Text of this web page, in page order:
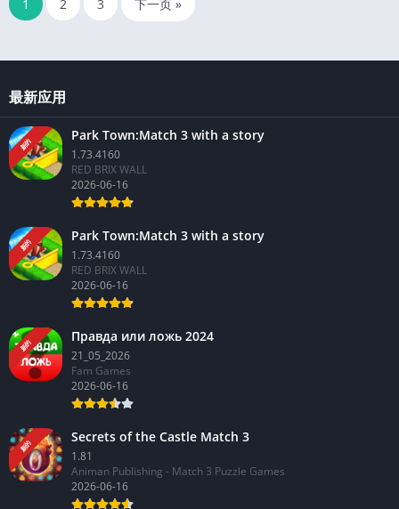
1 2 3 下一页 »
最新应用
新的
Park Town:Match 3 with a story
1.73.4160
RED BRIX WALL
2026-06-16
新的
Park Town:Match 3 with a story
1.73.4160
RED BRIX WALL
2026-06-16
新的
Правда или ложь 2024
21_05_2026
Fam Games
2026-06-16
新的
Secrets of the Castle Match 3
1.81
Animan Publishing - Match 3 Puzzle Games
2026-06-16